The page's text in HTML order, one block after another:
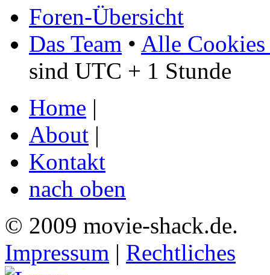
Foren-Übersicht
Das Team • Alle Cookies
sind UTC + 1 Stunde
Home |
About |
Kontakt
nach oben
© 2009 movie-shack.de.
Impressum | Rechtliches